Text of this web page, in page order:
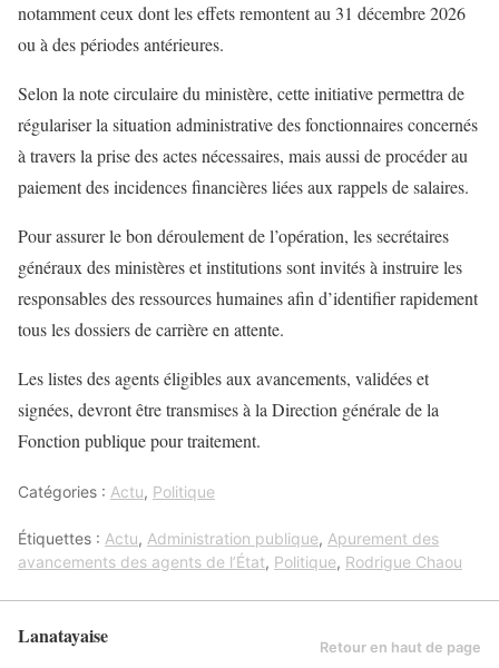
notamment ceux dont les effets remontent au 31 décembre 2026
ou à des périodes antérieures.
Selon la note circulaire du ministère, cette initiative permettra de
régulariser la situation administrative des fonctionnaires concernés
à travers la prise des actes nécessaires, mais aussi de procéder au
paiement des incidences financières liées aux rappels de salaires.
Pour assurer le bon déroulement de l’opération, les secrétaires
généraux des ministères et institutions sont invités à instruire les
responsables des ressources humaines afin d’identifier rapidement
tous les dossiers de carrière en attente.
Les listes des agents éligibles aux avancements, validées et
signées, devront être transmises à la Direction générale de la
Fonction publique pour traitement.
Catégories : Actu, Politique
Étiquettes : Actu, Administration publique, Apurement des
avancements des agents de l’État, Politique, Rodrigue Chaou
Lanatayaise Retour en haut de page